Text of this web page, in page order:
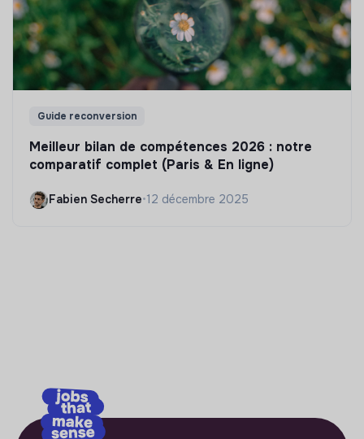
Guide reconversion
Meilleur bilan de compétences 2026 : notre
comparatif complet (Paris & En ligne)
Fabien Secherre•12 décembre 2025